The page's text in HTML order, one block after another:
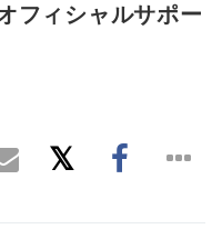
フィシャルサポー